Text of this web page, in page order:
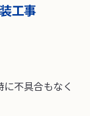
工事
不具合もなく